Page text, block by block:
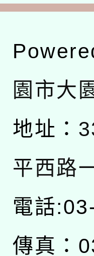
園市大
地址：
平西路
電話
傳真：